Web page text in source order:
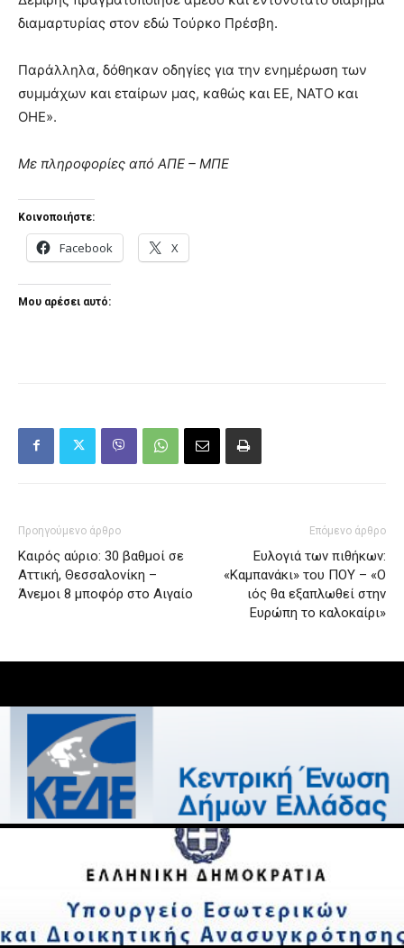
διαμαρτυρίας στον εδώ Τούρκο Πρέσβη.
Παράλληλα, δόθηκαν οδηγίες για την ενημέρωση των
συμμάχων και εταίρων μας, καθώς και ΕΕ, ΝΑΤΟ και
ΟΗΕ».
Με πληροφορίες από ΑΠΕ – ΜΠΕ
Κοινοποιήστε:
Facebook X
Μου αρέσει αυτό:
Προηγούμενο άρθρο
Καιρός αύριο: 30 βαθμοί σε
Αττική, Θεσσαλονίκη –
Άνεμοι 8 μποφόρ στο Αιγαίο
Επόμενο άρθρο
Ευλογιά των πιθήκων:
«Καμπανάκι» του ΠΟΥ – «Ο
ιός θα εξαπλωθεί στην
Ευρώπη το καλοκαίρι»